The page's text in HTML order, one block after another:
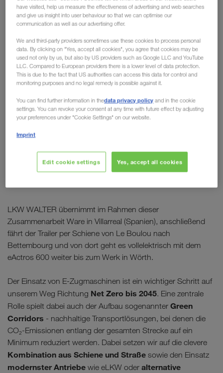
Sternfahrt: Unterwegs
Die Zukunft des Transports ist leise, elektrisch und
emissionsfrei. Genau darum ging es bei der
Sternfahrt von Daimler Truck: Mit dem neuen
Unternehmen am Standort Wörth am Rhein den
offiziellen Praxiseinsatz fürbatterieelektrische
LKW im Fernverkehr
“Electrify Inbound Logistics” mit dem Ziel, die
Zulieferlogistik der Daimler-Werke vollständig zu
LKW WALTER übernimmt im Rahmen dieser
Zusammenarbeit Ware in Villarreal (Spanien), anschließend
fährt der Trailer per Schiene von Le Boulou nach
Bettembourg und von dort geht es vollelektrisch mit dem
eActros 600 weiter bis zum Werk in Wörth.
Der Einsatz von E-Zugmaschinen ist ein wichtiger Schritt auf
unserem Weg Richtung Net Zero bis 2045. Eine zentrale
Rolle spielt dabei auch der Aufbau sogenannter Green
Corridors - nachhaltige Transportlösungen, bei denen die
CO₂-Emissionen entlang der gesamten Strecke auf ein
Minimum reduziert werden. Dabei setzen wir auf die clevere
Kombination aus Schiene und Straße sowie den Einsatz
modernster Antriebe wie eLKW oder alternative
have visited, help us measure the effectiveness of advertising and web searches
and give us insight into user behaviour so that we can optimise our
communication as well as our advertising offer.
We and third-party providers sometimes use these cookies to process personal
data. By clicking on "Yes, accept all cookies", you agree that cookies may be
used not only by us, but also by US providers such as Google LLC and YouTube
LLC. Compared to European providers there is a lower level of data protection.
This is due to the fact that US authorities can access this data for control and
monitoring purposes and no legal remedy is possible against it.
You can find further information in thedata privacy policy and in the cookie
settings. You can revoke your consent at any time with future effect by adjusting
your preferences under "Cookie Settings" on our website.
Imprint
Edit cookie settings Yes, accept all cookies